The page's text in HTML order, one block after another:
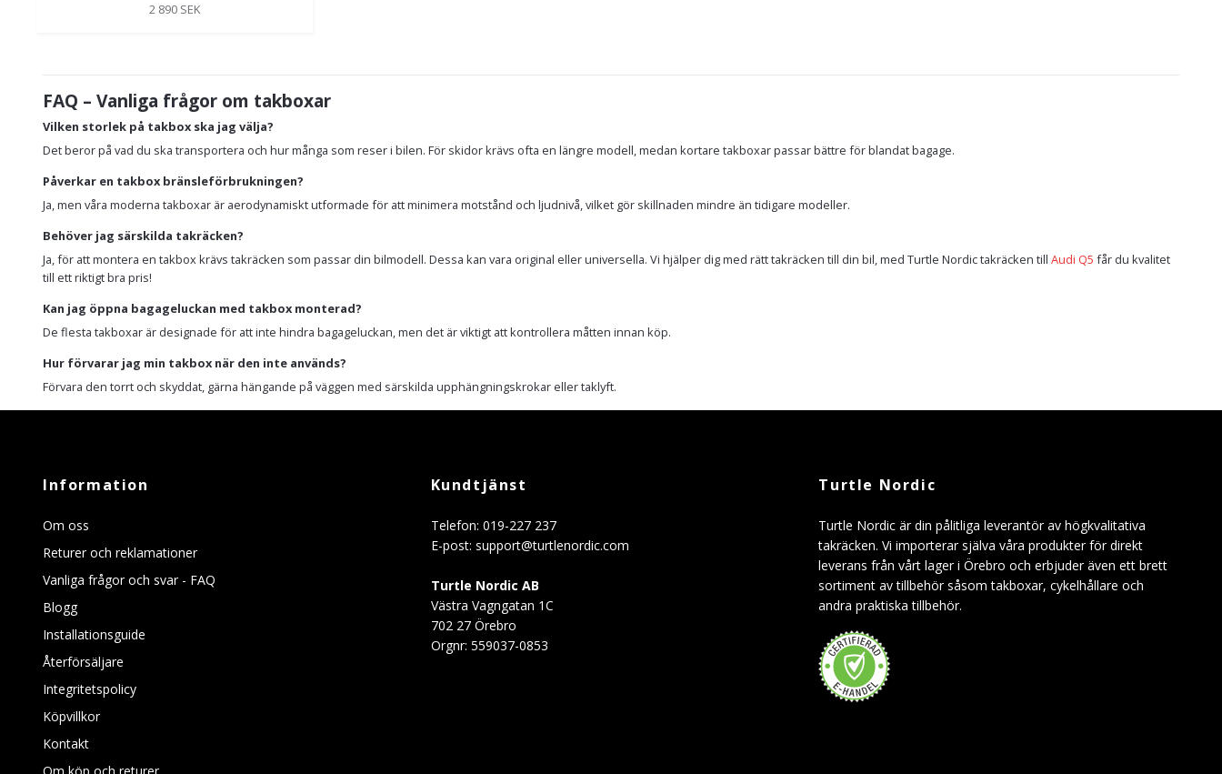
2 890 SEK
FAQ – Vanliga frågor om takboxar
Vilken storlek på takbox ska jag välja?
Det beror på vad du ska transportera och hur många som reser i bilen. För skidor krävs ofta en längre modell, medan kortare takboxar passar bättre för blandat bagage.
Påverkar en takbox bränsleförbrukningen?
Ja, men våra moderna takboxar är aerodynamiskt utformade för att minimera motstånd och ljudnivå, vilket gör skillnaden mindre än tidigare modeller.
Behöver jag särskilda takräcken?
Ja, för att montera en takbox krävs takräcken som passar din bilmodell. Dessa kan vara original eller universella. Vi hjälper dig med rätt takräcken till din bil, med Turtle Nordic takräcken till Audi Q5 får du kvalitet
till ett riktigt bra pris!
Kan jag öppna bagageluckan med takbox monterad?
De flesta takboxar är designade för att inte hindra bagageluckan, men det är viktigt att kontrollera måtten innan köp.
Hur förvarar jag min takbox när den inte används?
Förvara den torrt och skyddat, gärna hängande på väggen med särskilda upphängningskrokar eller taklyft.
Information
Om oss
Returer och reklamationer
Vanliga frågor och svar - FAQ
Blogg
Installationsguide
Återförsäljare
Integritetspolicy
Köpvillkor
Kontakt
Kundtjänst
Telefon: 019-227 237
E-post: support@turtlenordic.com
Turtle Nordic AB
Västra Vagngatan 1C
702 27 Örebro
Orgnr: 559037-0853
Turtle Nordic
Turtle Nordic är din pålitliga leverantör av högkvalitativa
takräcken. Vi importerar själva våra produkter för direkt
leverans från vårt lager i Örebro och erbjuder även ett brett
sortiment av tillbehör såsom takboxar, cykelhållare och
andra praktiska tillbehör.